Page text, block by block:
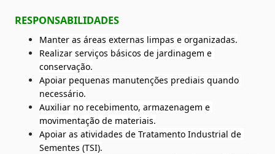
RESPONSABILIDADES
Manter as áreas externas limpas e organizadas.
Realizar serviços básicos de jardinagem e
conservação.
Apoiar pequenas manutenções prediais quando
necessário.
Auxiliar no recebimento, armazenagem e
movimentação de materiais.
Apoiar as atividades de Tratamento Industrial de
Sementes (TSI).